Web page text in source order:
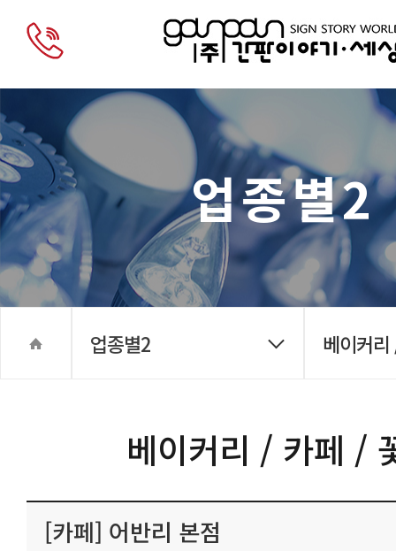
업종별2
업종별2 베이커
베이커리 / 카페 /
[카페] 어반리 본점